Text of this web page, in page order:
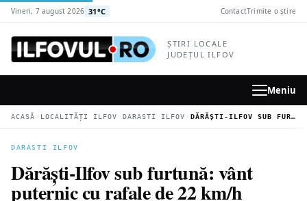
conținutul
Vineri, 7 august 2026 31°C ContactTrimite o știre
ȘTIRI LOCALE
JUDEȚUL ILFOV
Meniu
ACASĂ › LOCALITĂȚI ILFOV › DARASTI ILFOV › DĂRĂȘTI-ILFOV SUB FURTUNĂ: VÂNT PUTERNIC CU RAFALE DE 22 KM/H
DARASTI ILFOV
Dărăști-Ilfov sub furtună: vânt
puternic cu rafale de 22 km/h